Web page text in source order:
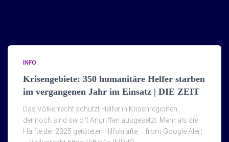
INFO
Krisengebiete: 350 humanitäre Helfer starben
im vergangenen Jahr im Einsatz | DIE ZEIT
Das Völkerrecht schützt Helfer in Krisenregionen,
dennoch sind sie oft Angriffen ausgesetzt. Mehr als die
Hälfte der 2025 getöteten Hilfskräfte … from Google Alert